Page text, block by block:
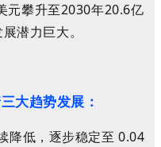
元攀升至2030年20.6亿
潜力巨大。
三大趋势发展 ：
降低，逐步稳定至 0.04